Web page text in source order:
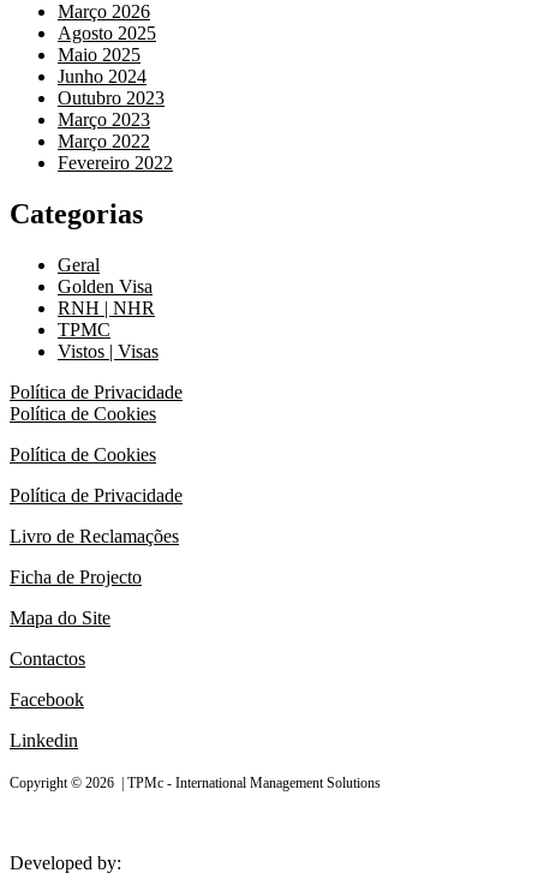
Março 2026
Agosto 2025
Maio 2025
Junho 2024
Outubro 2023
Março 2023
Março 2022
Fevereiro 2022
Categorias
Geral
Golden Visa
RNH | NHR
TPMC
Vistos | Visas
Política de Privacidade
Política de Cookies
Política de Cookies
Política de Privacidade
Livro de Reclamações
Ficha de Projecto
Mapa do Site
Contactos
Facebook
Linkedin
Copyright © 2026 | TPMc - International Management Solutions
Developed by: